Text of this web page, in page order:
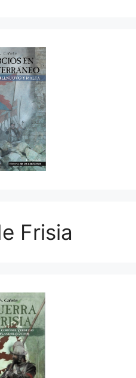
Frisia